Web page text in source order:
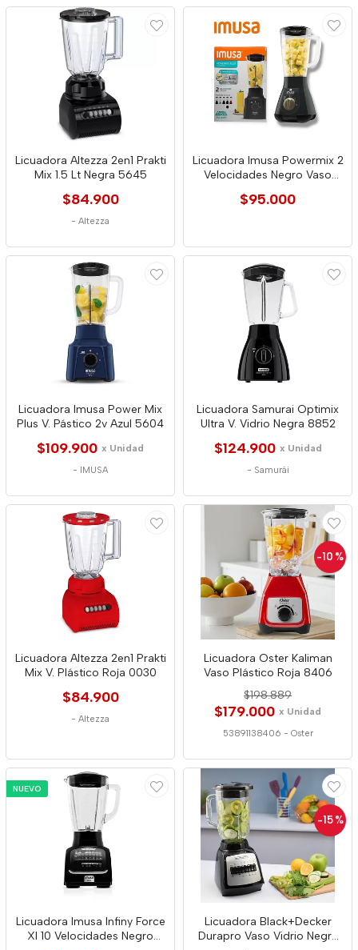
Licuadora Altezza 2en1 Prakti
Mix 1.5 Lt Negra 5645
$84.900
- Altezza
Licuadora Imusa Powermix 2
Velocidades Negro Vaso
$95.000
Licuadora Imusa Power Mix
Plus V. Pástico 2v Azul 5604
$109.900 x Unidad
- IMUSA
Licuadora Samurai Optimix
Ultra V. Vidrio Negra 8852
$124.900 x Unidad
- Samurái
Licuadora Altezza 2en1 Prakti
Mix V. Plástico Roja 0030
$84.900
- Altezza
-10 %
Licuadora Oster Kaliman
Vaso Plástico Roja 8406
$198.889
$179.000 x Unidad
53891138406 - Oster
NUEVO
Licuadora Imusa Infiny Force
Xl 10 Velocidades Negro
-15 %
Licuadora Black+Decker
Durapro Vaso Vidrio Negra